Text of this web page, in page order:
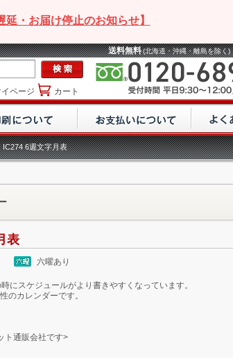
・お届け停止のお知らせ】
送料無料 (北海道・沖縄・離島を除く)
イページ カート
IC274 6週文字月表
表
六曜あり
にスケジュールがより書きやすくなっています。
のカレンダーです。
ト通販会社です>